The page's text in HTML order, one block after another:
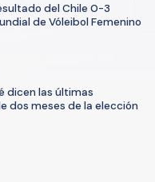
del Chile 0-3
de Vóleibol Femenino
dicen las últimas
dos meses de la elección